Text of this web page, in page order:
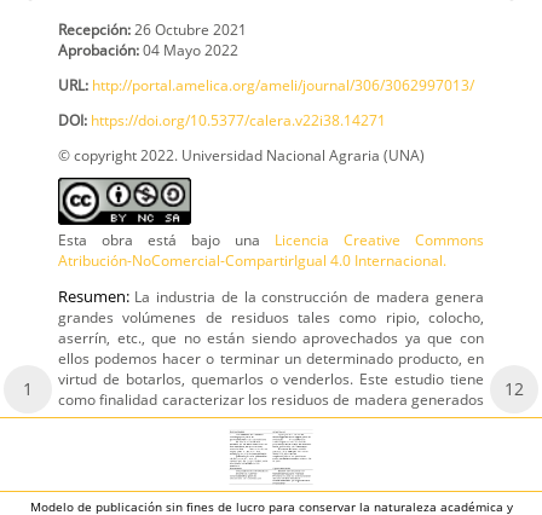
Recepción:
26 Octubre 2021
Aprobación:
04 Mayo 2022
URL: http://portal.amelica.org/ameli/journal/306/3062997013/
DOI: https://doi.org/10.5377/calera.v22i38.14271
© copyright 2022. Universidad Nacional Agraria (UNA)
Esta obra está bajo una Licencia Creative Commons
Atribución-NoComercial-CompartirIgual 4.0 Internacional.
Resumen: La industria de la construcción de madera genera
grandes volúmenes de residuos tales como ripio, colocho,
aserrín, etc., que no están siendo aprovechados ya que con
ellos podemos hacer o terminar un determinado producto, en
virtud de botarlos, quemarlos o venderlos. Este estudio tiene
como finalidad caracterizar los residuos de madera generados
1 12
Modelo de publicación sin fines de lucro para conservar la naturaleza académica y